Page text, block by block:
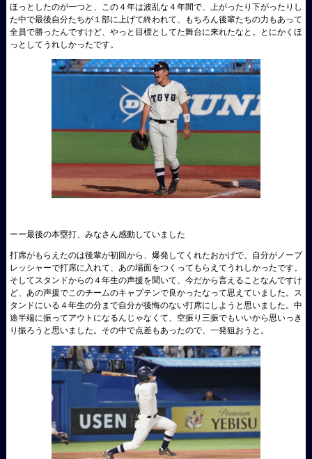
ほっとしたのが一つと、この４年は波乱な４年間で、上がったり下がったりし
た中で最後自分たちが１部に上げて終われて、もちろん後輩たちの力もあって
全員で勝ったんですけど、やっと目標としてた舞台に来れたなと。とにかくほ
っとしてうれしかったです。
ーー最後の本塁打、みなさん感動していました
打席がもらえたのは後輩が初回から、爆発してくれたおかげで、自分がノープ
レッシャーで打席に入れて、あの場面をつくってもらえてうれしかったです。
そしてスタンドからの４年生の声援を聞いて、今だから言えることなんですけ
ど、あの声援でこのチームのキャプテンで良かったなって思えていました。ス
タンドにいる４年生の分まで自分が後悔のない打席にしようと思いました。中
途半端に振ってアウトになるんじゃなくて、空振り三振でもいいから思いっき
り振ろうと思いました。その中で点差もあったので、一発狙おうと。